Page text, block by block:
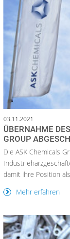
03.11.2021
ÜBERNAHME
GROUP
Die ASK Chemicals
damit ihre Position
Mehr erfahren